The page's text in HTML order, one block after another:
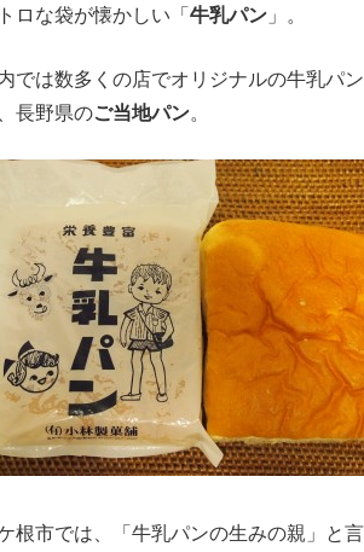
ロな袋が懐かしい「牛乳パン 」。
では数多くの店でオリジナルの牛乳パ
長野県のご当地パン
根市では、「牛乳パンの生みの親」と